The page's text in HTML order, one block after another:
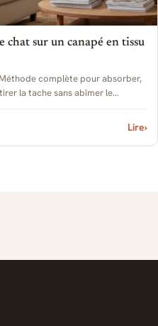
sur un canapé en tissu
complète pour absorber,
la tache sans abîmer le
Lire›